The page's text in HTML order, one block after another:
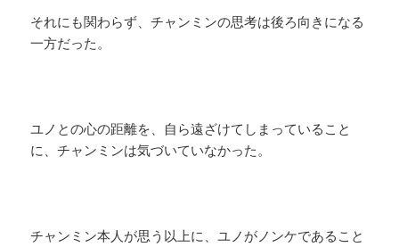
それにも関わらず、チャンミンの思考は後ろ向きになる
一方だった。
ユノとの心の距離を、自ら遠ざけてしまっていること
に、チャンミンは気づいていなかった。
チャンミン本人が思う以上に、ユノがノンケであること